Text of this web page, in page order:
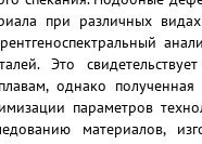
при различных
Это
однако полученная
параметров
материалов,